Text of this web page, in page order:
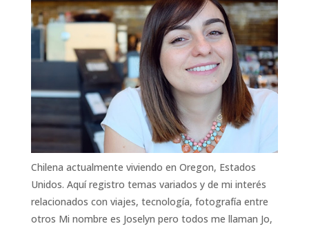
Chilena actualmente viviendo en Oregon, Estados
Unidos. Aquí registro temas variados y de mi interés
relacionados con viajes, tecnología, fotografía entre
otros Mi nombre es Joselyn pero todos me llaman Jo,